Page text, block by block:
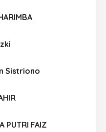
Sistriono
PUTRI FAIZ